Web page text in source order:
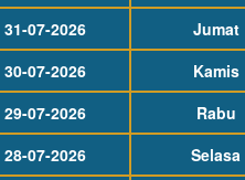
31-07-2026
Jumat
30-07-2026
Kamis
29-07-2026
Rabu
28-07-2026
Selasa